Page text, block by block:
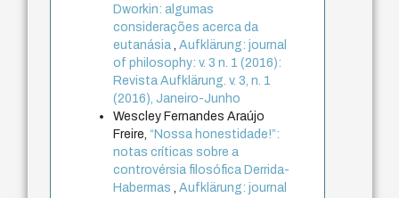
Dworkin: algumas
considerações acerca da
eutanásia,Aufklärung: journal
of philosophy: v. 3 n. 1 (2016):
Revista Aufklärung. v. 3, n. 1
(2016), Janeiro-Junho
Wescley Fernandes Araújo
Freire,“Nossa honestidade!”:
notas críticas sobre a
controvérsia filosófica Derrida-
Habermas,Aufklärung: journal